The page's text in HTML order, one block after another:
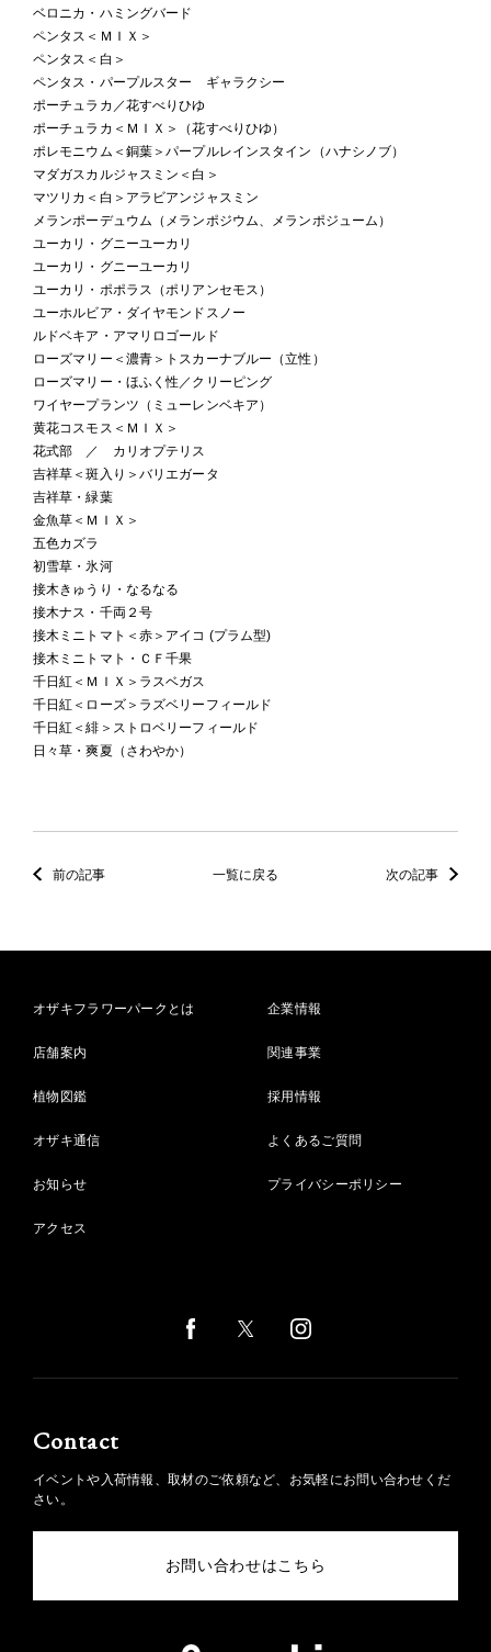
ベロニカ・ハミングバード
ペンタス＜ＭＩＸ＞
ペンタス＜白＞
ペンタス・パープルスター ギャラクシー
ポーチュラカ／花すべりひゆ
ポーチュラカ＜ＭＩＸ＞（花すべりひゆ）
ポレモニウム＜銅葉＞パープルレインスタイン（ハナシノブ）
マダガスカルジャスミン＜白＞
マツリカ＜白＞アラビアンジャスミン
メランポーデュウム（メランポジウム、メランポジューム）
ユーカリ・グニーユーカリ
ユーカリ・グニーユーカリ
ユーカリ・ポポラス（ポリアンセモス）
ユーホルビア・ダイヤモンドスノー
ルドベキア・アマリロゴールド
ローズマリー＜濃青＞トスカーナブルー（立性）
ローズマリー・ほふく性／クリーピング
ワイヤープランツ（ミューレンベキア）
黄花コスモス＜ＭＩＸ＞
花式部 ／ カリオプテリス
吉祥草＜斑入り＞バリエガータ
吉祥草・緑葉
金魚草＜ＭＩＸ＞
五色カズラ
初雪草・氷河
接木きゅうり・なるなる
接木ナス・千両２号
接木ミニトマト＜赤＞アイコ (プラム型)
接木ミニトマト・ＣＦ千果
千日紅＜ＭＩＸ＞ラスベガス
千日紅＜ローズ＞ラズベリーフィールド
千日紅＜緋＞ストロベリーフィールド
日々草・爽夏（さわやか）
前の記事 一覧に戻る 次の記事
オザキフラワーパークとは
店舗案内
植物図鑑
オザキ通信
お知らせ
アクセス
企業情報
関連事業
採用情報
よくあるご質問
プライバシーポリシー
Contact
イベントや入荷情報、取材のご依頼など、お気軽にお問い合わせくだ
さい。
お問い合わせはこちら